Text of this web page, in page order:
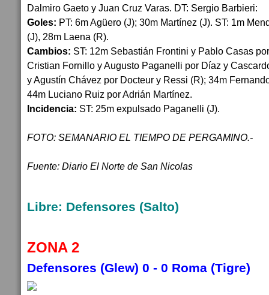
Dalmiro Gaeto y Juan Cruz Varas. DT: Sergio Barbieri:
Goles: PT: 6m Agüero (J); 30m Martínez (J). ST: 1m
(J), 28m Laena (R).
Cambios: ST: 12m Sebastián Frontini y Pablo Casas
Cristian Fornillo y Augusto Paganelli por Díaz y
y Agustín Chávez por Docteur y Ressi (R); 34m
44m Luciano Ruiz por Adrián Martínez.
Incidencia: ST: 25m expulsado Paganelli (J).
FOTO: SEMANARIO EL TIEMPO DE PERGAMINO.-
Fuente: Diario El Norte de San Nicolas
Libre: Defensores (Salto)
ZONA 2
Defensores (Glew) 0 - 0 Roma (Tigre)